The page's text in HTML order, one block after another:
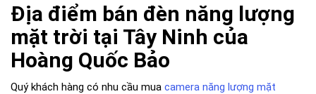
Địa điểm bán đèn năng lượng
mặt trời tại Tây Ninh của
Hoàng Quốc Bảo
Quý khách hàng có nhu cầu mua camera năng lượng mặt